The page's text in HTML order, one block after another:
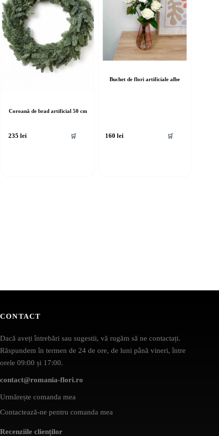
Coroană de brad artificial 50 cm
235lei 🛒
Buchet de flori artificiale albe
160lei 🛒
CONTACT
Dacă aveți întrebări sau sugestii, vă rugăm să ne contactați.
Răspundem în termen de 24 de ore, de luni până vineri, între
orele 09:00 și 17:00.
contact@romania-flori.ro
Urmărește comanda mea
Contactează-ne pentru comanda mea
Recenziile clienților